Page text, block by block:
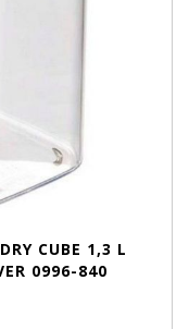
CUBE 1,3 L
0996-840